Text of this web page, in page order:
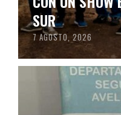
SUR
7 AGOSTO, 2026